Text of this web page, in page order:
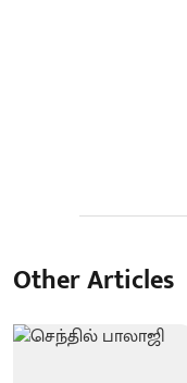
Other Articles